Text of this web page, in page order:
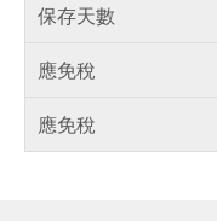
保存天數
應免稅
應免稅